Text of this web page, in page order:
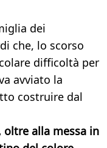
dei
che, lo scorso
difficoltà per
avviato la
costruire dal
alla messa in